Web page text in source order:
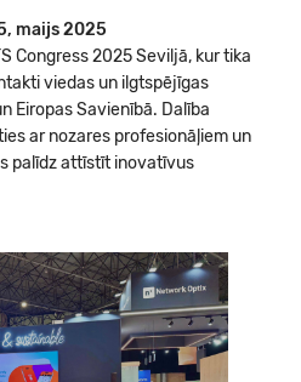
maijs 2025
Congress 2025 Seviljā, kur tika
viedas un ilgtspējīgas
Eiropas Savienībā. Dalība
ar nozares profesionāļiem un
palīdz attīstīt inovatīvus